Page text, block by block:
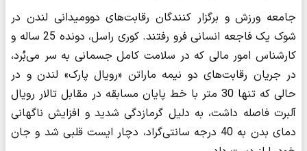
جامعه ورزش و برگزار کنندگان رقابت‌های دوومیدانی لندن در
شوک یک فاجعه انسانی فرو رفتند. کوری راسل، دونده 25 ساله و
کارشناس امور مالی که در سلامت کامل جسمانی به سر می‌بُرد،
در جریان رقابت‌های دو نیمه‌ ماراتن «رویال پارک» لندن و در
حالی که تنها 30 متر با خط پایان مسابقه در مقابل تالار رویال
آلبرت فاصله داشت، به دلیل گرمازدگی شدید و افزایش ناگهانی
دمای بدن به 40 درجه سانتی‌گراد، دچار ایست قلبی شد و جان